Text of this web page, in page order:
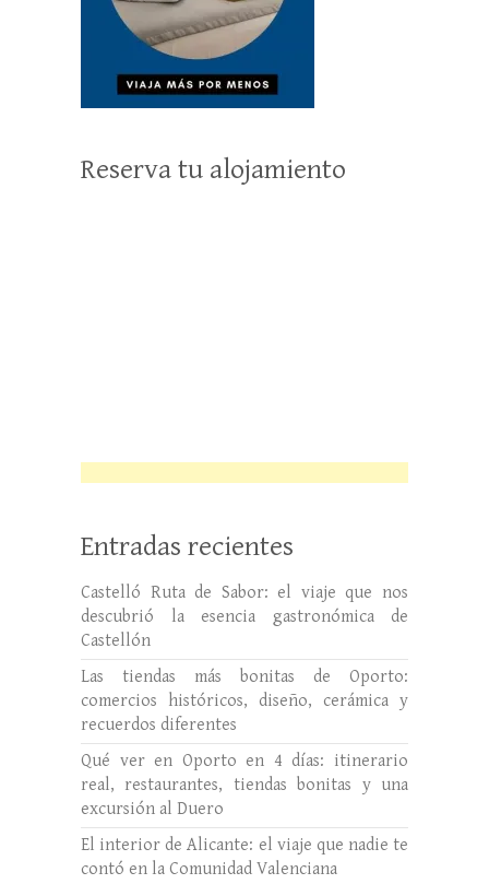
Reserva tu alojamiento
Entradas recientes
Castelló Ruta de Sabor: el viaje que nos
descubrió la esencia gastronómica de
Castellón
Las tiendas más bonitas de Oporto:
comercios históricos, diseño, cerámica y
recuerdos diferentes
Qué ver en Oporto en 4 días: itinerario
real, restaurantes, tiendas bonitas y una
excursión al Duero
El interior de Alicante: el viaje que nadie te
contó en la Comunidad Valenciana